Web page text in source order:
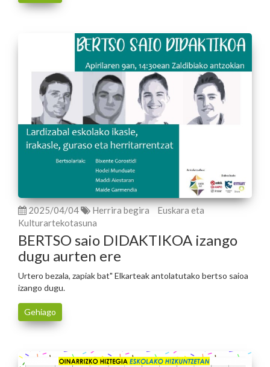
2025/04/04 Herrira begira
Euskara eta
Kulturartekotasuna
BERTSO saio DIDAKTIKOA izango
dugu aurten ere
Urtero bezala, zapiak bat" Elkarteak antolatutako bertso saioa
izango dugu.
Gehiago